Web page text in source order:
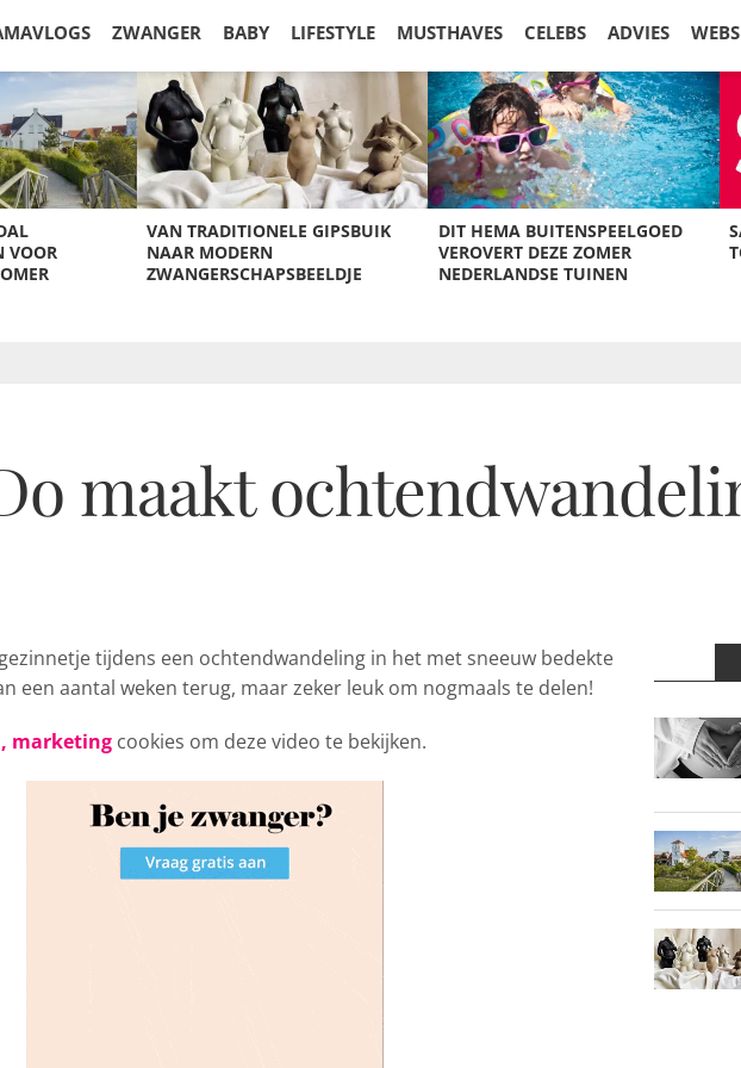
ZWANGER BABY LIFESTYLE MUSTHAVES CELEBS ADVIES
VOOR
VAN TRADITIONELE GIPSBUIK
NAAR MODERN
ZWANGERSCHAPSBEELDJE
DIT HEMA BUITENSPEELGOED
VEROVERT DEZE ZOMER
NEDERLANDSE TUINEN
maakt
tijdens een ochtendwandeling in het met sneeuw bedekte
een aantal weken terug, maar zeker leuk om nogmaals te delen!
marketing cookies om deze video te bekijken.